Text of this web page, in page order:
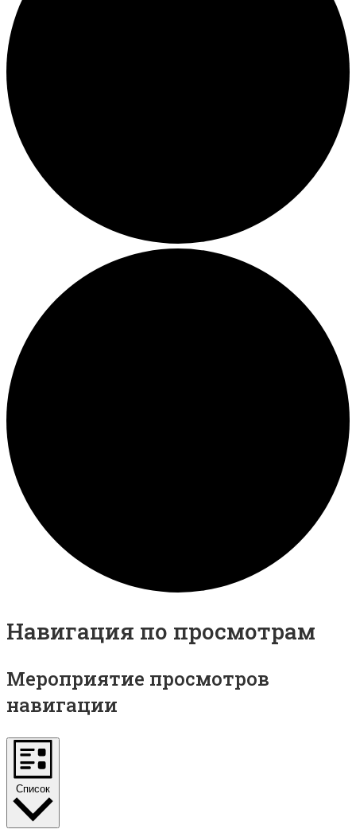
Навигация по просмотрам
Мероприятие просмотров
навигации
Список